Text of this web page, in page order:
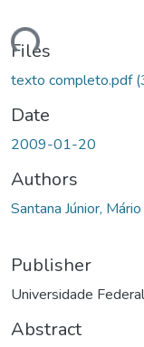
Files
texto completo.pdf
Date
2009-01-20
Authors
Santana Júnior,
Publisher
Universidade
Abstract